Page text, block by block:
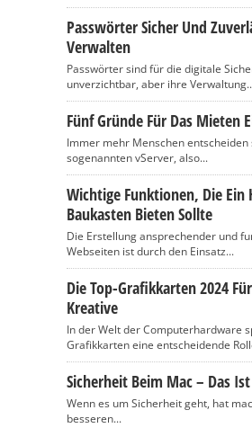
Passwörter Sicher Und
Verwalten
Passwörter sind für die digitale
unverzichtbar, aber ihre
Fünf Gründe Für Das Mieten
Immer mehr Menschen
sogenannten vServer, also...
Wichtige Funktionen, Die Ein
Baukasten Bieten Sollte
Die Erstellung ansprechender und
Webseiten ist durch den Einsatz...
Die Top-Grafikkarten 2024
Kreative
In der Welt der Computerhardware
Grafikkarten eine entscheidende
Sicherheit Beim Mac – Das
Wenn es um Sicherheit geht, hat
besseren...